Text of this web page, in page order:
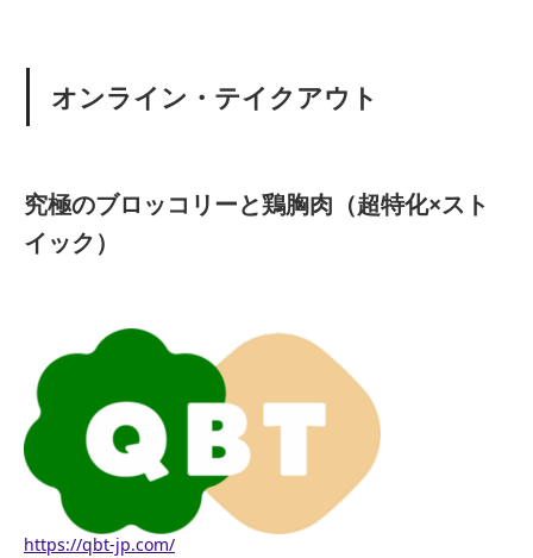
オンライン・テイクアウト
究極のブロッコリーと鶏胸肉（超特化×スト
イック）
https://qbt-jp.com/